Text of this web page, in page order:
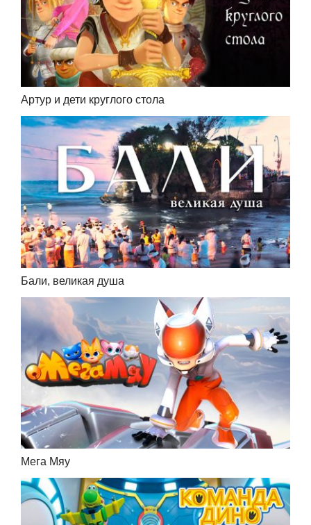
Артур и дети круглого стола
Бали, великая душа
Мега Мяу